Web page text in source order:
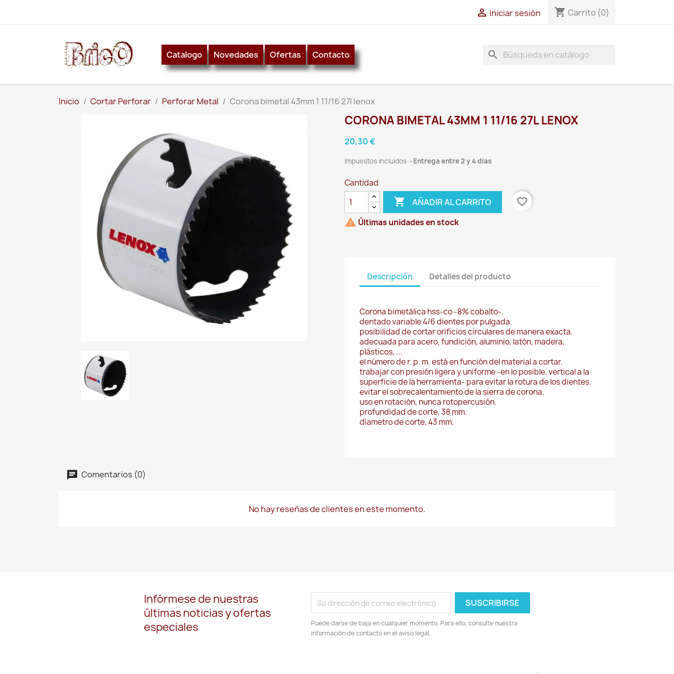
 Iniciar sesión shopping_cart Carrito (0)
Catalogo Novedades Ofertas Contacto search
Inicio Cortar Perforar Perforar Metal Corona bimetal 43mm 1 11/16 27l lenox
CORONA BIMETAL 43MM 1 11/16 27L LENOX
20,30 €
Impuestos incluidos Entrega entre 2 y 4 dias
Cantidad
 AÑADIR AL CARRITO
favorite_border
 Últimas unidades en stock
Descripción Detalles del producto
Corona bimetálica hss-co -8% cobalto-.
dentado variable 4/6 dientes por pulgada.
posibilidad de cortar orificios circulares de manera exacta.
adecuada para acero, fundición, aluminio, latón, madera,
plásticos, ...
el número de r. p. m. está en función del material a cortar.
trabajar con presión ligera y uniforme -en lo posible, vertical a la
superficie de la herramienta- para evitar la rotura de los dientes.
evitar el sobrecalentamiento de la sierra de corona.
uso en rotación, nunca rotopercusión.
profundidad de corte, 38 mm.
díametro de corte, 43 mm.
Comentarios (0)
No hay reseñas de clientes en este momento.
Infórmese de nuestras
últimas noticias y ofertas
especiales
Puede darse de baja en cualquier momento. Para ello, consulte nuestra
información de contacto en el aviso legal.